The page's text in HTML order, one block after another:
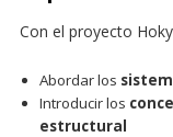
Con el proyecto
Abordar los
Introducir los
estructural